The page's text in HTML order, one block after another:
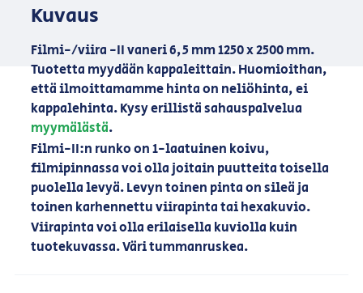
Kuvaus
Filmi-/viira -II vaneri 6,5 mm 1250 x 2500 mm.
Tuotetta myydään kappaleittain. Huomioithan,
että ilmoittamamme hinta on neliöhinta, ei
kappalehinta. Kysy erillistä sahauspalvelua
myymälästä.
Filmi-II:n runko on 1-laatuinen koivu,
filmipinnassa voi olla joitain puutteita toisella
puolella levyä. Levyn toinen pinta on sileä ja
toinen karhennettu viirapinta tai hexakuvio.
Viirapinta voi olla erilaisella kuviolla kuin
tuotekuvassa. Väri tummanruskea.